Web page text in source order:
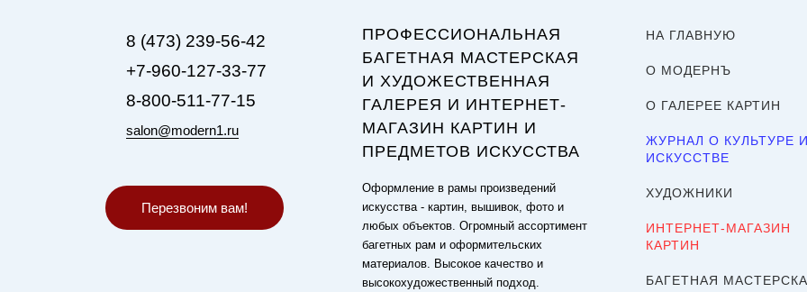
8 (473) 239-56-42
+7-960-127-33-77
8-800-511-77-15
salon@modern1.ru
Перезвоним вам!
ПРОФЕССИОНАЛЬНАЯ
БАГЕТНАЯ МАСТЕРСКАЯ
И ХУДОЖЕСТВЕННАЯ
ГАЛЕРЕЯ И ИНТЕРНЕТ-
МАГАЗИН КАРТИН И
ПРЕДМЕТОВ ИСКУССТВА
Оформление в рамы произведений
искусства - картин, вышивок, фото и
любых объектов. Огромный ассортимент
багетных рам и оформительских
материалов. Высокое качество и
высокохудожественный подход.
НА ГЛАВНУЮ
О МОДЕРНЪ
О ГАЛЕРЕЕ КАРТИН
ЖУРНАЛ О КУЛЬТУРЕ
ИСКУССТВЕ
ХУДОЖНИКИ
ИНТЕРНЕТ-МАГАЗИН
КАРТИН
БАГЕТНАЯ